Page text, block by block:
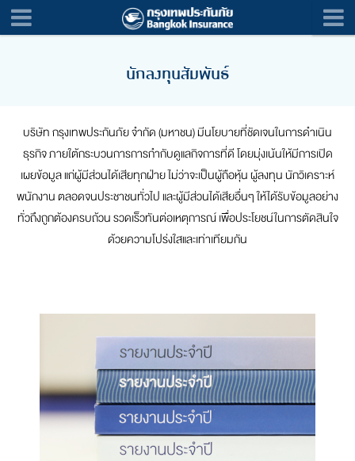
นักลงทุนสัมพันธ์
บริษัท กรุงเทพประกันภัย จำกัด (มหาชน) มีนโยบายที่ชัดเจนในการดำเนิน
ธุรกิจ ภายใต้กระบวนการการกำกับดูแลกิจการที่ดี โดยมุ่งเน้นให้มีการเปิด
เผยข้อมูล แก่ผู้มีส่วนได้เสียทุกฝ่าย ไม่ว่าจะเป็นผู้ถือหุ้น ผู้ลงทุน นักวิเคราะห์
พนักงาน ตลอดจนประชาชนทั่วไป และผู้มีส่วนได้เสียอื่นๆ ให้ได้รับข้อมูลอย่าง
ทั่วถึงถูกต้องครบถ้วน รวดเร็วทันต่อเหตุการณ์ เพื่อประโยชน์ในการตัดสินใจ
ด้วยความโปร่งใสและเท่าเทียมกัน